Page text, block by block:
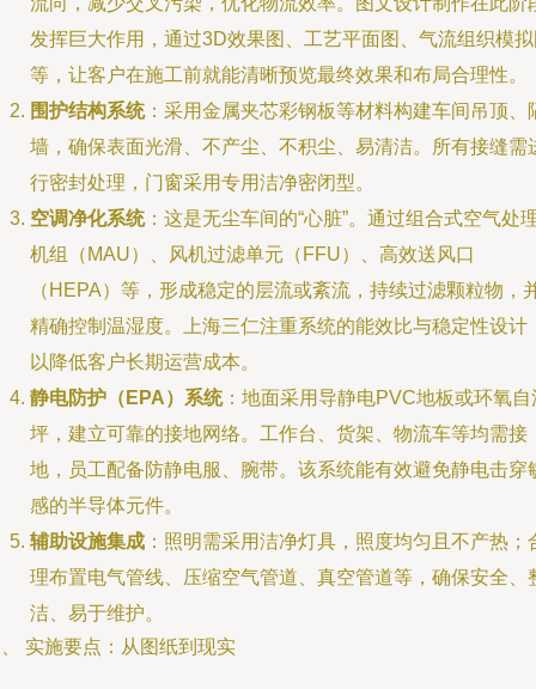
发挥巨大作用，通过3D效果图、工艺平面图、气流组织模
等，让客户在施工前就能清晰预览最终效果和布局合理性。
围护结构系统：采用金属夹芯彩钢板等材料构建车间吊顶、
墙，确保表面光滑、不产尘、不积尘、易清洁。所有接缝需
行密封处理，门窗采用专用洁净密闭型。
空调净化系统：这是无尘车间的“心脏”。通过组合式空气处
机组（MAU）、风机过滤单元（FFU）、高效送风口
（HEPA）等，形成稳定的层流或紊流，持续过滤颗粒物，
精确控制温湿度。上海三仁注重系统的能效比与稳定性设计
以降低客户长期运营成本。
静电防护（EPA）系统：地面采用导静电PVC地板或环氧自
坪，建立可靠的接地网络。工作台、货架、物流车等均需接
地，员工配备防静电服、腕带。该系统能有效避免静电击穿
感的半导体元件。
辅助设施集成 ：照明需采用洁净灯具，照度均匀且不产热；
理布置电气管线、压缩空气管道、真空管道等，确保安全、
洁、易于维护。
实施要点：从图纸到现实